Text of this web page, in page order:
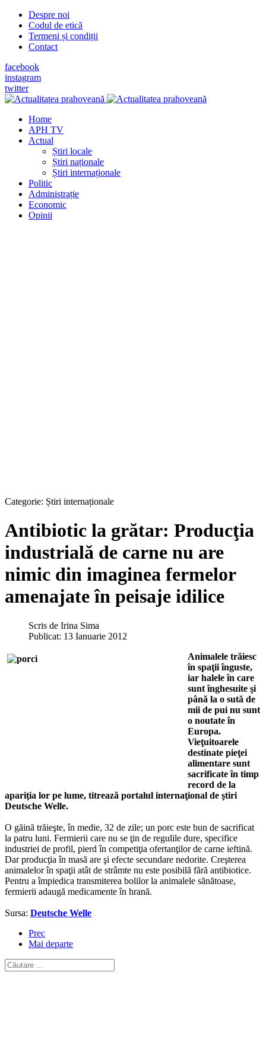
Despre noi
Codul de etică
Termeni și condiții
Contact
facebook
instagram
twitter
Home
APH TV
Actual
Știri locale
Știri naționale
Știri internaționale
Politic
Administrație
Economic
Opinii
Categorie: Știri internaționale
Antibiotic la grătar: Producţia
industrială de carne nu are
nimic din imaginea fermelor
amenajate în peisaje idilice
Scris de Irina Sima
Publicat: 13 Ianuarie 2012
Animalele trăiesc
în spaţii înguste,
iar halele în care
sunt înghesuite şi
până la o sută de
mii de pui nu sunt
o noutate în
Europa.
Vieţuitoarele
destinate pieţei
alimentare sunt
sacrificate în timp
record de la
apariţia lor pe lume, titrează portalul internaţional de ştiri
Deutsche Welle.
O găină trăieşte, în medie, 32 de zile; un porc este bun de sacrificat
la patru luni. Fermierii care nu se ţin de regulile dure, specifice
industriei de profil, pierd în competiţia ofertanţilor de carne ieftină.
Dar producţia în masă are şi efecte secundare nedorite. Creşterea
animalelor în spaţii atât de strâmte nu este posibilă fără antibiotice.
Pentru a împiedica transmiterea bolilor la animalele sănătoase,
fermierii adaugă medicamente în hrană.
Sursa: Deutsche Welle
Prec
Mai departe